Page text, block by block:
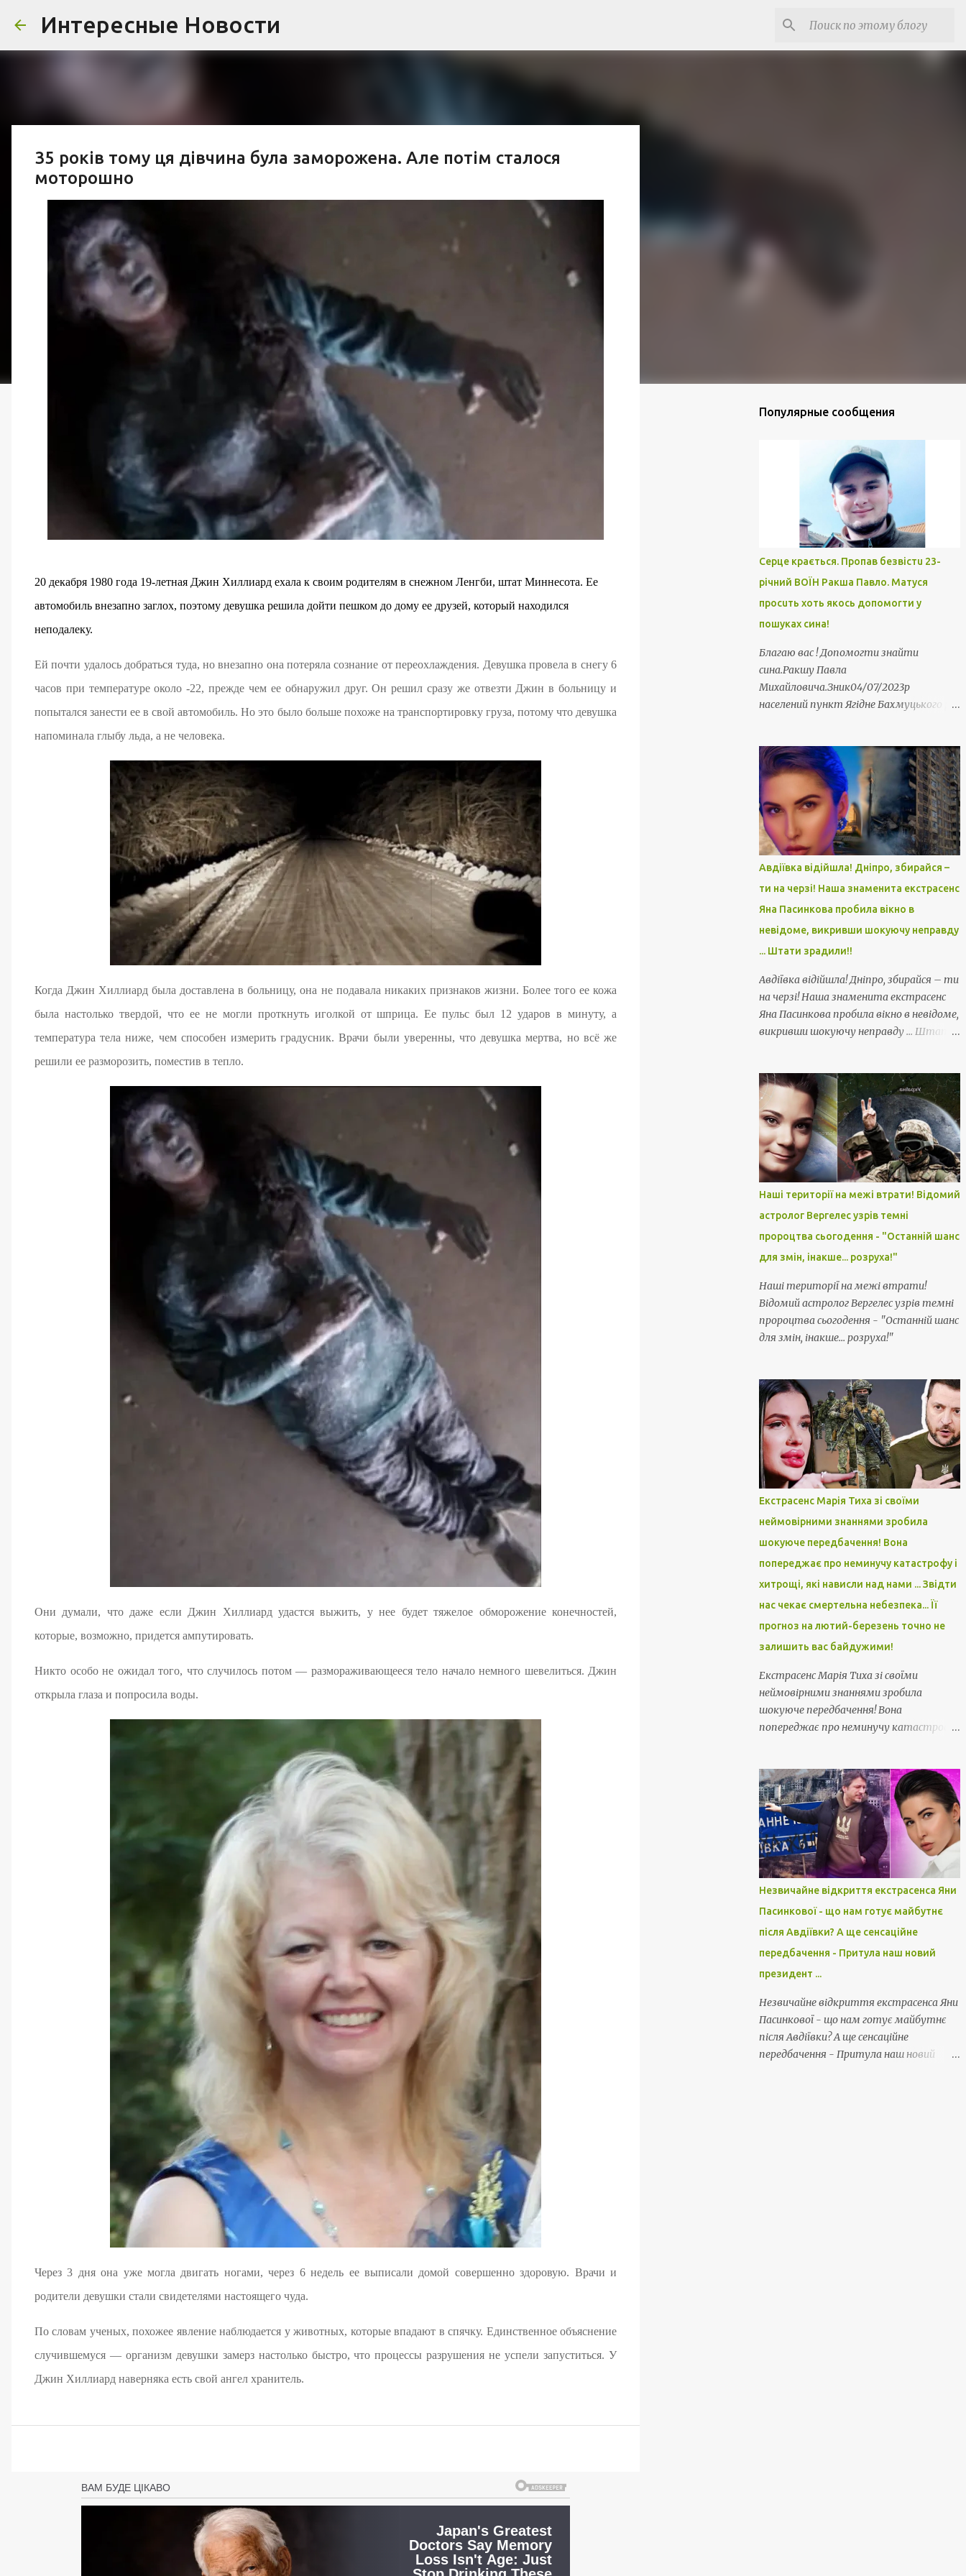
Интересные Новости
35 років тому ця дівчина була заморожена. Але потім сталося
моторошно
20 декабря 1980 года 19-летная Джин Хиллиард ехала к своим родителям в снежном Ленгби, штат Миннесота. Ее
автомобиль внезапно заглох, поэтому девушка решила дойти пешком до дому ее друзей, который находился
неподалеку.
Ей почти удалось добраться туда, но внезапно она потеряла сознание от переохлаждения. Девушка провела в снегу 6
часов при температуре около -22, прежде чем ее обнаружил друг. Он решил сразу же отвезти Джин в больницу и
попытался занести ее в свой автомобиль. Но это было больше похоже на транспортировку груза, потому что девушка
напоминала глыбу льда, а не человека.
Когда Джин Хиллиард была доставлена в больницу, она не подавала никаких признаков жизни. Более того ее кожа
была настолько твердой, что ее не могли проткнуть иголкой от шприца. Ее пульс был 12 ударов в минуту, а
температура тела ниже, чем способен измерить градусник. Врачи были уверенны, что девушка мертва, но всё же
решили ее разморозить, поместив в тепло.
Они думали, что даже если Джин Хиллиард удастся выжить, у нее будет тяжелое обморожение конечностей,
которые, возможно, придется ампутировать.
Никто особо не ожидал того, что случилось потом — размораживающееся тело начало немного шевелиться. Джин
открыла глаза и попросила воды.
Через 3 дня она уже могла двигать ногами, через 6 недель ее выписали домой совершенно здоровую. Врачи и
родители девушки стали свидетелями настоящего чуда.
По словам ученых, похожее явление наблюдается у животных, которые впадают в спячку. Единственное объяснение
случившемуся — организм девушки замерз настолько быстро, что процессы разрушения не успели запуститься. У
Джин Хиллиард наверняка есть свой ангел хранитель.
Популярные сообщения
Серце крається. Пропав безвістu 23-
річний ВОЇН Ракша Павло. Матуся
просuть хоть якось допомоrти у
пошуках сина!
Благаю вас ! Допомогти знайти
сина.Ракшу Павла
Михайловича.Зник04/07/2023р
населений пункт Ягідне Бахмуцького р/
Серце крається. Матуся просить
допомогти у пошуку. Прошу репосту.
Оніщенко Людмила
Авдіївка відійшла! Дніпро, збирайся –
ти на черзі! Наша знаменита екстрасенс
Яна Пасинкова пробила вікно в
невідоме, викривши шокуючу неправду
... Штати зрадили!!
Авдіївка відійшла! Дніпро, збирайся – ти
на черзі! Наша знаменита екстрасенс
Яна Пасинкова пробила вікно в невідоме,
викривши шокуючу неправду ... Штати
Наші території на межі втрати! Відомий
астролог Вергелес узрів темні
пророцтва сьогодення - "Останній шанс
для змін, інакше... розруха!"
Наші території на межі втрати!
Відомий астролог Вергелес узрів темні
пророцтва сьогодення - "Останній шанс
для змін, інакше... розруха!"
Екстрасенс Марія Тиха зі своїми
неймовірними знаннями зробила
шокуюче передбачення! Вона
попереджає про неминучу катастрофу і
хитрощі, які нависли над нами ... Звідти
нас чекає смертельна небезпека... Її
прогноз на лютий-березень точно не
залишить вас байдужими!
Екстрасенс Марія Тиха зі своїми
неймовірними знаннями зробила
шокуюче передбачення! Вона
попереджає про неминучу катастрофу
прогноз на лютий-березень точно не
залишить вас байдужими!
Незвичайне відкриття екстрасенса Яни
Пасинкової - що нам готує майбутнє
після Авдіївки? А ще сенсаційне
передбачення - Притула наш новий
президент ...
Незвичайне відкриття екстрасенса Яни
Пасинкової - що нам готує майбутнє
після Авдіївки? А ще сенсаційне
передбачення - Притула наш новий